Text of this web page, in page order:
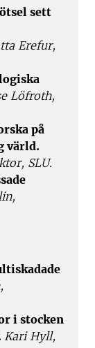
sett
Erefur,
Löfroth,
på
värld.
SLU.
i stocken
Kari Hyll,